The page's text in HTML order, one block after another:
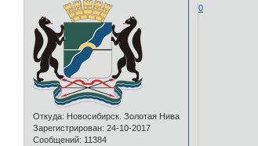
Откуда: Новосибирск. Золотая Нива
Зарегистрирован: 24-10-2017
Сообщений: 11384
0